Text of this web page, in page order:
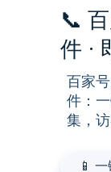
📞
件 ·
百家
件 ：
集，
📱